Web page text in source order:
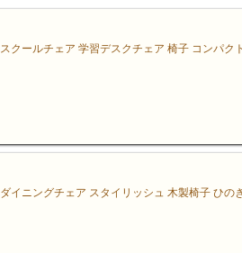
スクールチェア 学習デスクチェア 椅子 コンパ
ダイニングチェア スタイリッシュ 木製椅子 ひの